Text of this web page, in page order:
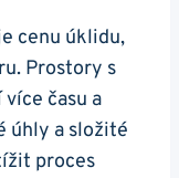
cenu úklidu,
Prostory s
času a
úhly a složité
proces